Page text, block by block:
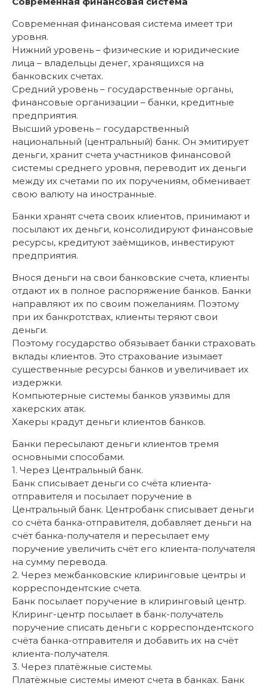
Современная финансовая система имеет три
уровня.
Нижний уровень – физические и юридические
лица – владельцы денег, хранящихся на
банковских счетах.
Средний уровень – государственные органы,
финансовые организации – банки, кредитные
предприятия.
Высший уровень – государственный
национальный (центральный) банк. Он эмитирует
деньги, хранит счета участников финансовой
системы среднего уровня, переводит их деньги
между их счетами по их поручениям, обменивает
свою валюту на иностранные.
Банки хранят счета своих клиентов, принимают и
посылают их деньги, консолидируют финансовые
ресурсы, кредитуют заёмщиков, инвестируют
предприятия.
Внося деньги на свои банковские счета, клиенты
отдают их в полное распоряжение банков. Банки
направляют их по своим пожеланиям. Поэтому
при их банкротствах, клиенты теряют свои
деньги.
Поэтому государство обязывает банки страховать
вклады клиентов. Это страхование изымает
существенные ресурсы банков и увеличивает их
издержки.
Компьютерные системы банков уязвимы для
хакерских атак.
Хакеры крадут деньги клиентов банков.
Банки пересылают деньги клиентов тремя
основными способами.
1. Через Центральный банк.
Банк списывает деньги со счёта клиента-
отправителя и посылает поручение в
Центральный банк. Центробанк списывает деньги
со счёта банка-отправителя, добавляет деньги на
счёт банка-получателя и пересылает ему
поручение увеличить счёт его клиента-получателя
на сумму перевода.
2. Через межбанковские клиринговые центры и
корреспондентские счета.
Банк посылает поручение в клиринговый центр.
Клиринг-центр посылает в банк-получатель
поручение списать деньги с корреспондентского
счёта банка-отправителя и добавить их на счёт
клиента-получателя.
3. Через платёжные системы.
Платёжные системы имеют счета в банках. Банк